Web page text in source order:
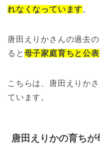
れなくなっています。
唐田えりかさんの過去
ると 母子家庭育ちと公表
こちらは、唐田えりか
ています。
唐田えりかの育ちが